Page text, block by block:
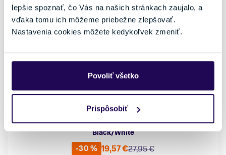
lepšie spoznať, čo Vás na našich stránkach zaujalo, a
vďaka tomu ich môžeme priebežne zlepšovať.
Nastavenia cookies môžete kedykoľvek zmeniť.
Povoliť všetko
Prispôsobiť
Ponožky On Running Man Ultralight Mid Sock
Black/White
-30 %
27,95 €
19,57 €